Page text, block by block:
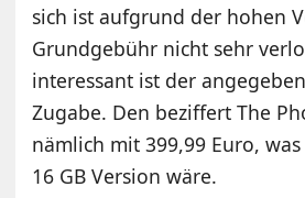
sich ist aufgrund der hohen
Grundgebühr nicht sehr
interessant ist der
Zugabe. Den beziffert The
nämlich mit 399,99 Euro,
16 GB Version wäre.